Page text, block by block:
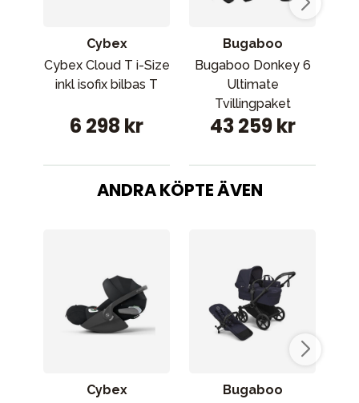
Cybex
Cybex Cloud T i-Size
inkl isofix bilbas T
6 298 kr
Bugaboo
Bugaboo Donkey 6
Ultimate
Tvillingpaket
43 259 kr
ANDRA KÖPTE ÄVEN
Cybex
Bugaboo